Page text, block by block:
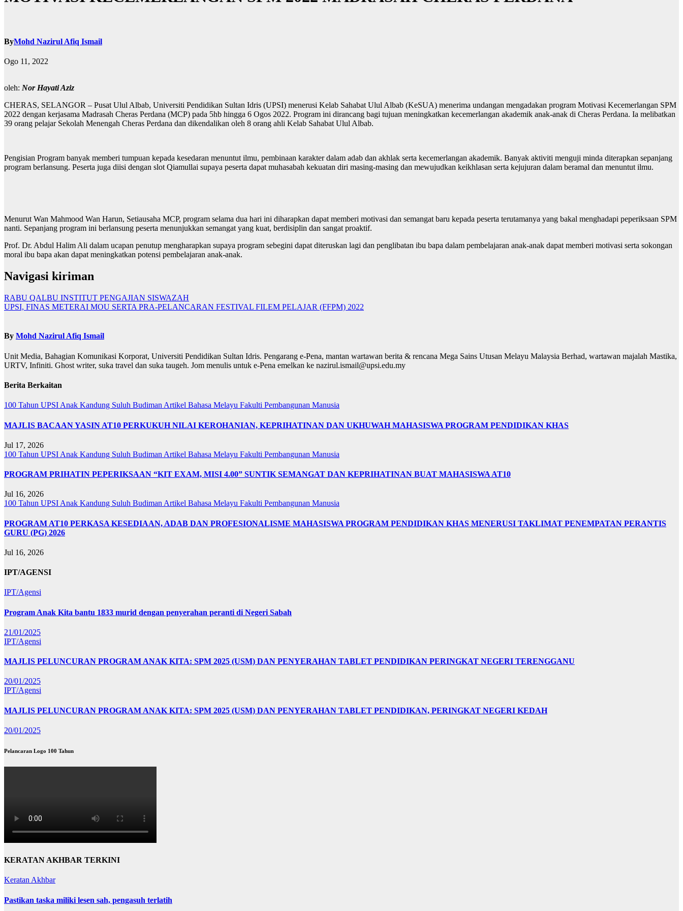
ByMohd Nazirul Afiq Ismail
Ogo 11, 2022
oleh: Nor Hayati Aziz
CHERAS, SELANGOR – Pusat Ulul Albab, Universiti Pendidikan Sultan Idris (UPSI) menerusi Kelab Sahabat Ulul Albab (KeSUA) menerima undangan mengadakan program Motivasi Kecemerlangan SPM
2022 dengan kerjasama Madrasah Cheras Perdana (MCP) pada 5hb hingga 6 Ogos 2022. Program ini dirancang bagi tujuan meningkatkan kecemerlangan akademik anak-anak di Cheras Perdana. Ia melibatkan
39 orang pelajar Sekolah Menengah Cheras Perdana dan dikendalikan oleh 8 orang ahli Kelab Sahabat Ulul Albab.
Pengisian Program banyak memberi tumpuan kepada kesedaran menuntut ilmu, pembinaan karakter dalam adab dan akhlak serta kecemerlangan akademik. Banyak aktiviti menguji minda diterapkan sepanjang
program berlansung. Peserta juga diisi dengan slot Qiamullai supaya peserta dapat muhasabah kekuatan diri masing-masing dan mewujudkan keikhlasan serta kejujuran dalam beramal dan menuntut ilmu.
Menurut Wan Mahmood Wan Harun, Setiausaha MCP, program selama dua hari ini diharapkan dapat memberi motivasi dan semangat baru kepada peserta terutamanya yang bakal menghadapi peperiksaan SPM
nanti. Sepanjang program ini berlansung peserta menunjukkan semangat yang kuat, berdisiplin dan sangat proaktif.
Prof. Dr. Abdul Halim Ali dalam ucapan penutup mengharapkan supaya program sebegini dapat diteruskan lagi dan penglibatan ibu bapa dalam pembelajaran anak-anak dapat memberi motivasi serta sokongan
moral ibu bapa akan dapat meningkatkan potensi pembelajaran anak-anak.
Navigasi kiriman
RABU QALBU INSTITUT PENGAJIAN SISWAZAH
UPSI, FINAS METERAI MOU SERTA PRA-PELANCARAN FESTIVAL FILEM PELAJAR (FFPM) 2022
By Mohd Nazirul Afiq Ismail
Unit Media, Bahagian Komunikasi Korporat, Universiti Pendidikan Sultan Idris. Pengarang e-Pena, mantan wartawan berita & rencana Mega Sains Utusan Melayu Malaysia Berhad, wartawan majalah Mastika,
URTV, Infiniti. Ghost writer, suka travel dan suka taugeh. Jom menulis untuk e-Pena emelkan ke nazirul.ismail@upsi.edu.my
Berita Berkaitan
100 Tahun UPSI Anak Kandung Suluh Budiman Artikel Bahasa Melayu Fakulti Pembangunan Manusia
MAJLIS BACAAN YASIN AT10 PERKUKUH NILAI KEROHANIAN, KEPRIHATINAN DAN UKHUWAH MAHASISWA PROGRAM PENDIDIKAN KHAS
Jul 17, 2026
100 Tahun UPSI Anak Kandung Suluh Budiman Artikel Bahasa Melayu Fakulti Pembangunan Manusia
PROGRAM PRIHATIN PEPERIKSAAN “KIT EXAM, MISI 4.00” SUNTIK SEMANGAT DAN KEPRIHATINAN BUAT MAHASISWA AT10
Jul 16, 2026
100 Tahun UPSI Anak Kandung Suluh Budiman Artikel Bahasa Melayu Fakulti Pembangunan Manusia
PROGRAM AT10 PERKASA KESEDIAAN, ADAB DAN PROFESIONALISME MAHASISWA PROGRAM PENDIDIKAN KHAS MENERUSI TAKLIMAT PENEMPATAN PERANTIS
GURU (PG) 2026
Jul 16, 2026
IPT/AGENSI
IPT/Agensi
Program Anak Kita bantu 1833 murid dengan penyerahan peranti di Negeri Sabah
21/01/2025
IPT/Agensi
MAJLIS PELUNCURAN PROGRAM ANAK KITA: SPM 2025 (USM) DAN PENYERAHAN TABLET PENDIDIKAN PERINGKAT NEGERI TERENGGANU
20/01/2025
IPT/Agensi
MAJLIS PELUNCURAN PROGRAM ANAK KITA: SPM 2025 (USM) DAN PENYERAHAN TABLET PENDIDIKAN, PERINGKAT NEGERI KEDAH
20/01/2025
Pelancaran Logo 100 Tahun
KERATAN AKHBAR TERKINI
Keratan Akhbar
Pastikan taska miliki lesen sah, pengasuh terlatih